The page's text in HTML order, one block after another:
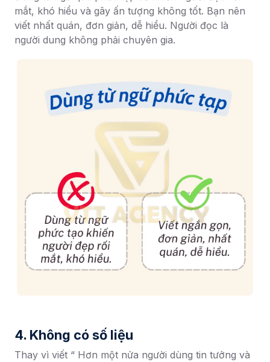
mắt, khó hiểu và gây ấn tượng không tốt. Bạn nên
viết nhất quán, đơn giản, dễ hiểu. Người đọc là
người dung không phải chuyên gia.
4. Không có số liệu
Thay vì viết “ Hơn một nửa người dùng tin tưởng và